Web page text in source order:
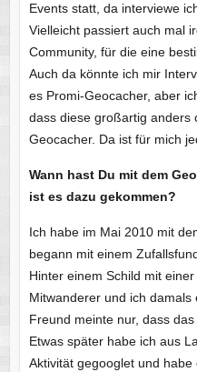
Events statt, da interviewe
Vielleicht passiert auch mal
Community, für die eine
Auch da könnte ich mir
es Promi-Geocacher, aber
dass diese großartig anders
Geocacher. Da ist für mich
Wann hast Du mit dem
ist es dazu gekommen?
Ich habe im Mai 2010 mit
begann mit einem
Hinter einem Schild mit
Mitwanderer und ich
Freund meinte nur, dass
Etwas später habe ich aus
Aktivität gegooglet und